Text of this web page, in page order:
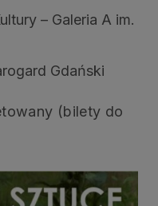
– Galeria A im.
Gdański
(bilety do